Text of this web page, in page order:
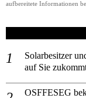
aufbereitete Informationen
Solarbesitzer
auf Sie
OSFFESEG